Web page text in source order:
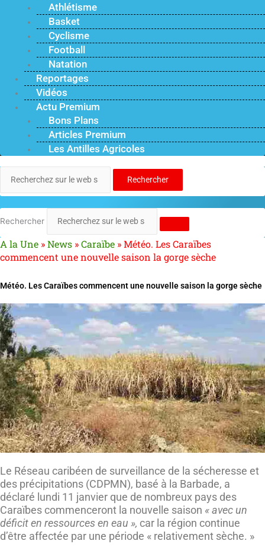
Athlétisme
Basket
Cyclisme
Football
Natation
Reportages
Vidéos
Actu Premium
Bons Plans
Articles Premium
Les Antilles Agricoles
Rechercher
Rechercher
A la Une »News »Caraïbe »Météo. Les Caraïbes
commencent une nouvelle saison la gorge sèche
Météo. Les Caraïbes commencent une nouvelle saison la gorge sèche
Le Réseau caribéen de surveillance de la sécheresse et
des précipitations (CDPMN), basé à la Barbade, a
déclaré lundi 11 janvier que de nombreux pays des
Caraïbes commenceront la nouvelle saison « avec un
déficit en ressources en eau », car la région continue
d’être affectée par une période « relativement sèche. »